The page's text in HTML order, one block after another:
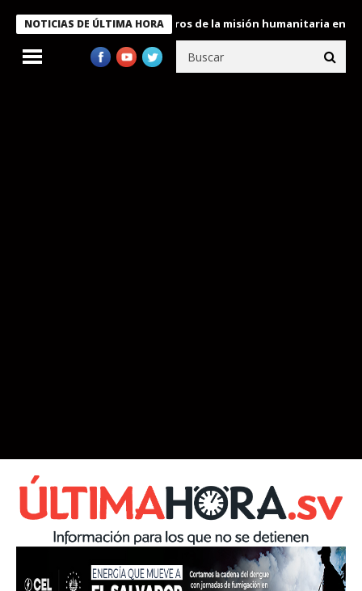
NOTICIAS DE ÚLTIMA HORA
condecora a miembros de la misión humanitaria enviada a